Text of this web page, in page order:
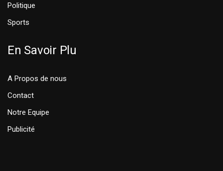
Politique
Sports
En Savoir Plu
A Propos de nous
Contact
Notre Equipe
Publicité